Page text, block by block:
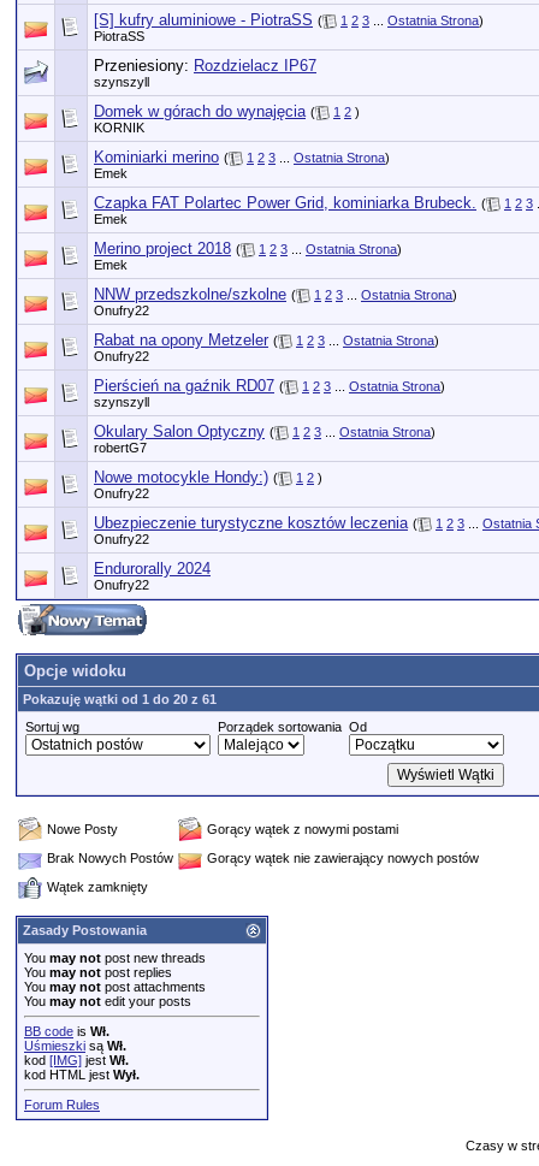
[S] kufry aluminiowe - PiotraSS ( 1 2 3 Ostatnia Strona)
PiotraSS
Przeniesiony: Rozdzielacz IP67
szynszyll
Domek w górach do wynajęcia ( 1 2 )
KORNIK
Kominiarki merino ( 1 2 3 Ostatnia Strona)
Emek
Czapka FAT Polartec Power Grid, kominiarka Brubeck. ( 1 2 3
Emek
Merino project 2018 ( 1 2 3 Ostatnia Strona)
Emek
NNW przedszkolne/szkolne ( 1 2 3 Ostatnia Strona)
Onufry22
Rabat na opony Metzeler ( 1 2 3 Ostatnia Strona)
Onufry22
Pierścień na gaźnik RD07 ( 1 2 3 Ostatnia Strona)
szynszyll
Okulary Salon Optyczny ( 1 2 3 Ostatnia Strona)
robertG7
Nowe motocykle Hondy:) ( 1 2 )
Onufry22
Ubezpieczenie turystyczne kosztów leczenia ( 1 2 3
Ostatnia
Onufry22
Endurorally 2024
Onufry22
Opcje widoku
Pokazuję wątki od 1 do 20 z 61
Sortuj wg
Porządek sortowania Od
Nowe Posty
Gorący wątek z nowymi postami
Brak Nowych Postów
Gorący wątek nie zawierający nowych postów
Wątek zamknięty
Zasady Postowania
You may not post new threads
You may not post replies
You may not post attachments
You may not edit your posts
BB code is Wł.
Uśmieszki są Wł.
kod [IMG] jest Wł.
kod HTML jest Wył.
Forum Rules
Czasy w